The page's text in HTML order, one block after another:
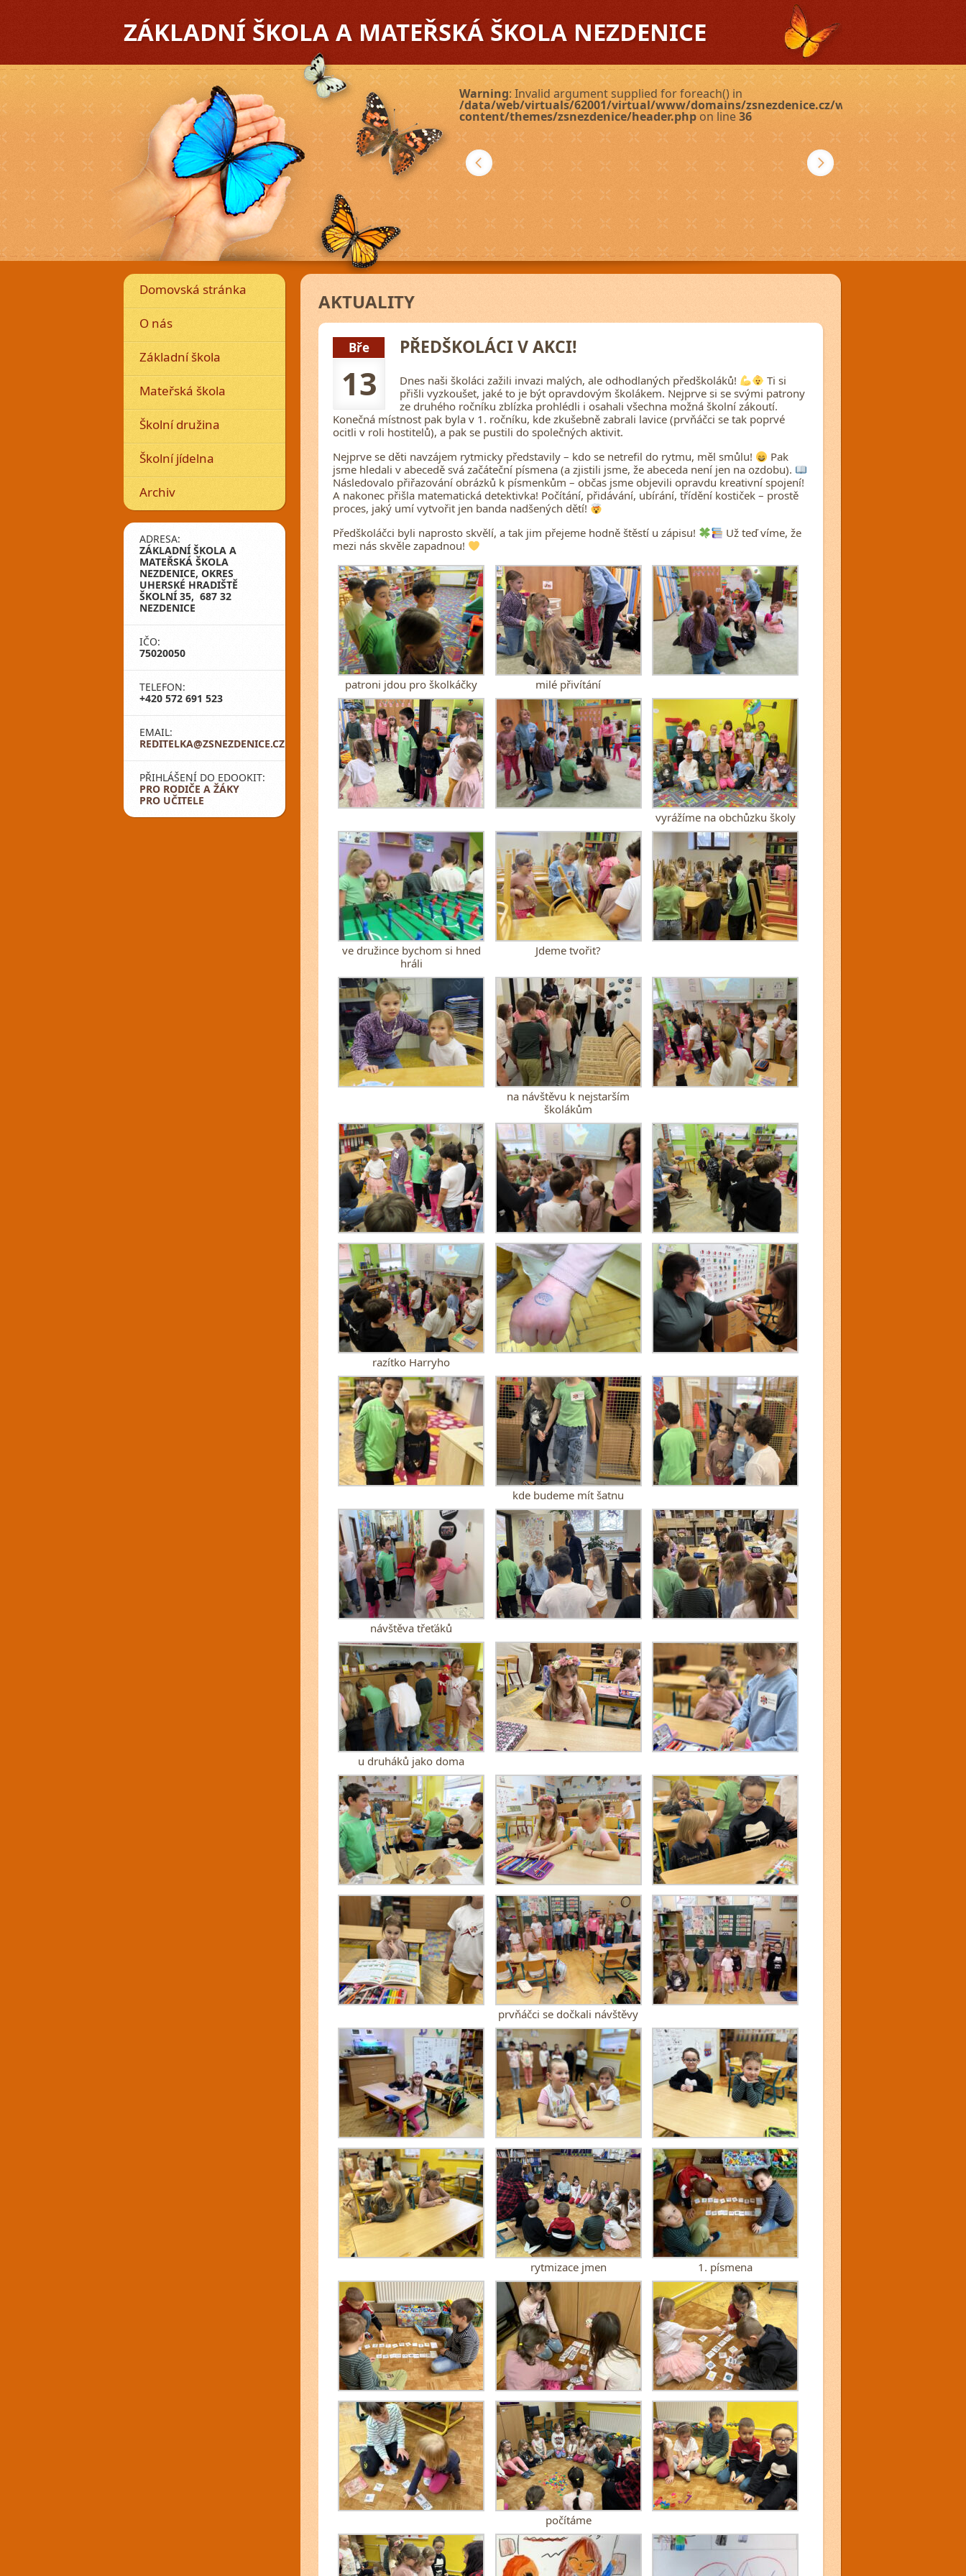
ZÁKLADNÍ ŠKOLA A MATEŘSKÁ ŠKOLA NEZDENICE
Předchozí Další
Warning: Invalid argument supplied for foreach() in
/data/web/virtuals/62001/virtual/www/domains/zsnezdenice.cz/wp-
content/themes/zsnezdenice/header.phpon line36
AKTUALITY
Bře
13
PŘEDŠKOLÁCI V AKCI!
Dnes naši školáci zažili invazi malých, ale odhodlaných předškoláků!
Ti si
přišli vyzkoušet, jaké to je být opravdovým školákem. Nejprve si se svými patrony
ze druhého ročníku zblízka prohlédli i osahali všechna možná školní zákoutí.
Konečná místnost pak byla v 1. ročníku, kde zkušebně zabrali lavice (prvňáčci se tak poprvé
ocitli v roli hostitelů), a pak se pustili do společných aktivit.
Nejprve se děti navzájem rytmicky představily – kdo se netrefil do rytmu, měl smůlu!
Pak
jsme hledali v abecedě svá začáteční písmena (a zjistili jsme, že abeceda není jen na ozdobu).
Následovalo přiřazování obrázků k písmenkům – občas jsme objevili opravdu kreativní spojení!
A nakonec přišla matematická detektivka! Počítání, přidávání, ubírání, třídění kostiček – prostě
proces, jaký umí vytvořit jen banda nadšených dětí!
Předškoláčci byli naprosto skvělí, a tak jim přejeme hodně štěstí u zápisu!
Už teď víme, že
mezi nás skvěle zapadnou!
patroni jdou pro školkáčky milé přivítání
vyrážíme na obchůzku školy
ve družince bychom si hned
hráli
Jdeme tvořit?
na návštěvu k nejstarším
školákům
razítko Harryho
kde budeme mít šatnu
návštěva třeťáků
u druháků jako doma
prvňáčci se dočkali návštěvy
rytmizace jmen 1. písmena
počítáme
Domovská stránka
O nás
Základní škola
Mateřská škola
Školní družina
Školní jídelna
Archiv
ADRESA:
ZÁKLADNÍ ŠKOLA A
MATEŘSKÁ ŠKOLA
NEZDENICE, OKRES
UHERSKÉ HRADIŠTĚ
ŠKOLNÍ 35, 687 32
NEZDENICE
IČO:
75020050
TELEFON:
+420 572 691 523
EMAIL:
REDITELKA@ZSNEZDENICE.CZ
PŘIHLÁŠENÍ DO EDOOKIT:
PRO RODIČE A ŽÁKY
PRO UČITELE